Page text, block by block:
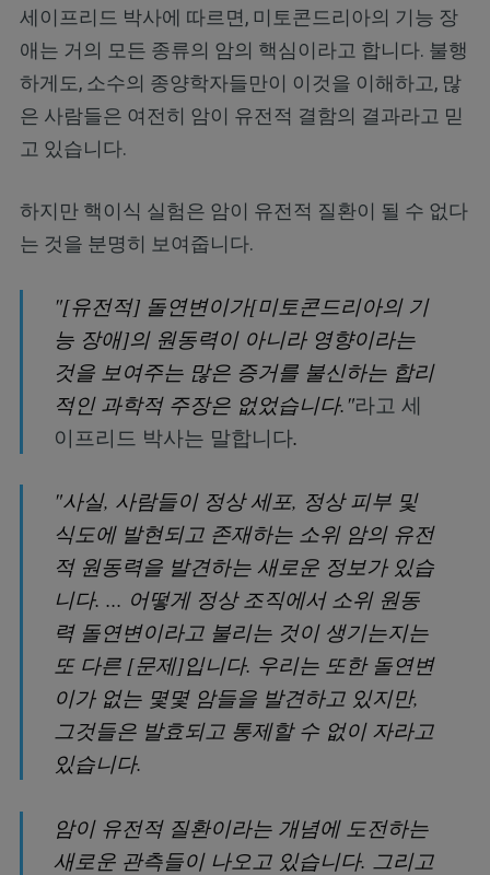
세이프리드 박사에 따르면, 미토콘드리아의 기능 장
애는 거의 모든 종류의 암의 핵심이라고 합니다. 불행
하게도, 소수의 종양학자들만이 이것을 이해하고, 많
은 사람들은 여전히 암이 유전적 결함의 결과라고 믿
고 있습니다.
하지만 핵이식 실험은 암이 유전적 질환이 될 수 없다
는 것을 분명히 보여줍니다.
"[유전적] 돌연변이가[미토콘드리아의 기
능 장애]의 원동력이 아니라 영향이라는
것을 보여주는 많은 증거를 불신하는 합리
적인 과학적 주장은 없었습니다."라고 세
이프리드 박사는 말합니다.
"사실, 사람들이 정상 세포, 정상 피부 및
식도에 발현되고 존재하는 소위 암의 유전
적 원동력을 발견하는 새로운 정보가 있습
니다. ... 어떻게 정상 조직에서 소위 원동
력 돌연변이라고 불리는 것이 생기는지는
또 다른 [문제]입니다. 우리는 또한 돌연변
이가 없는 몇몇 암들을 발견하고 있지만,
그것들은 발효되고 통제할 수 없이 자라고
있습니다.
암이 유전적 질환이라는 개념에 도전하는
새로운 관측들이 나오고 있습니다. 그리고